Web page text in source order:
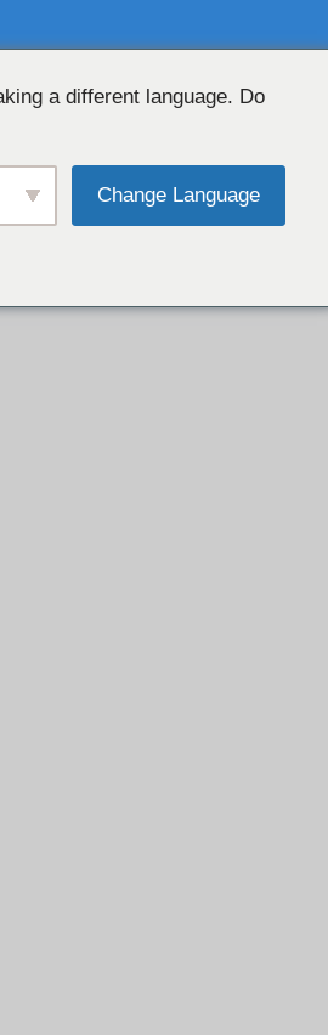
a different language. Do
Change Language